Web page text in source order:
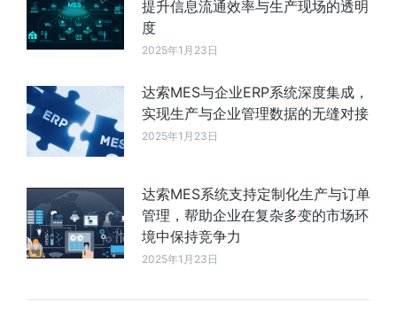
提升信息流通效率与生产现场的透明
度
2025年1月23日
达索MES与企业ERP系统深度集成，
实现生产与企业管理数据的无缝对接
2025年1月23日
达索MES系统支持定制化生产与订单
管理，帮助企业在复杂多变的市场环
境中保持竞争力
2025年1月23日